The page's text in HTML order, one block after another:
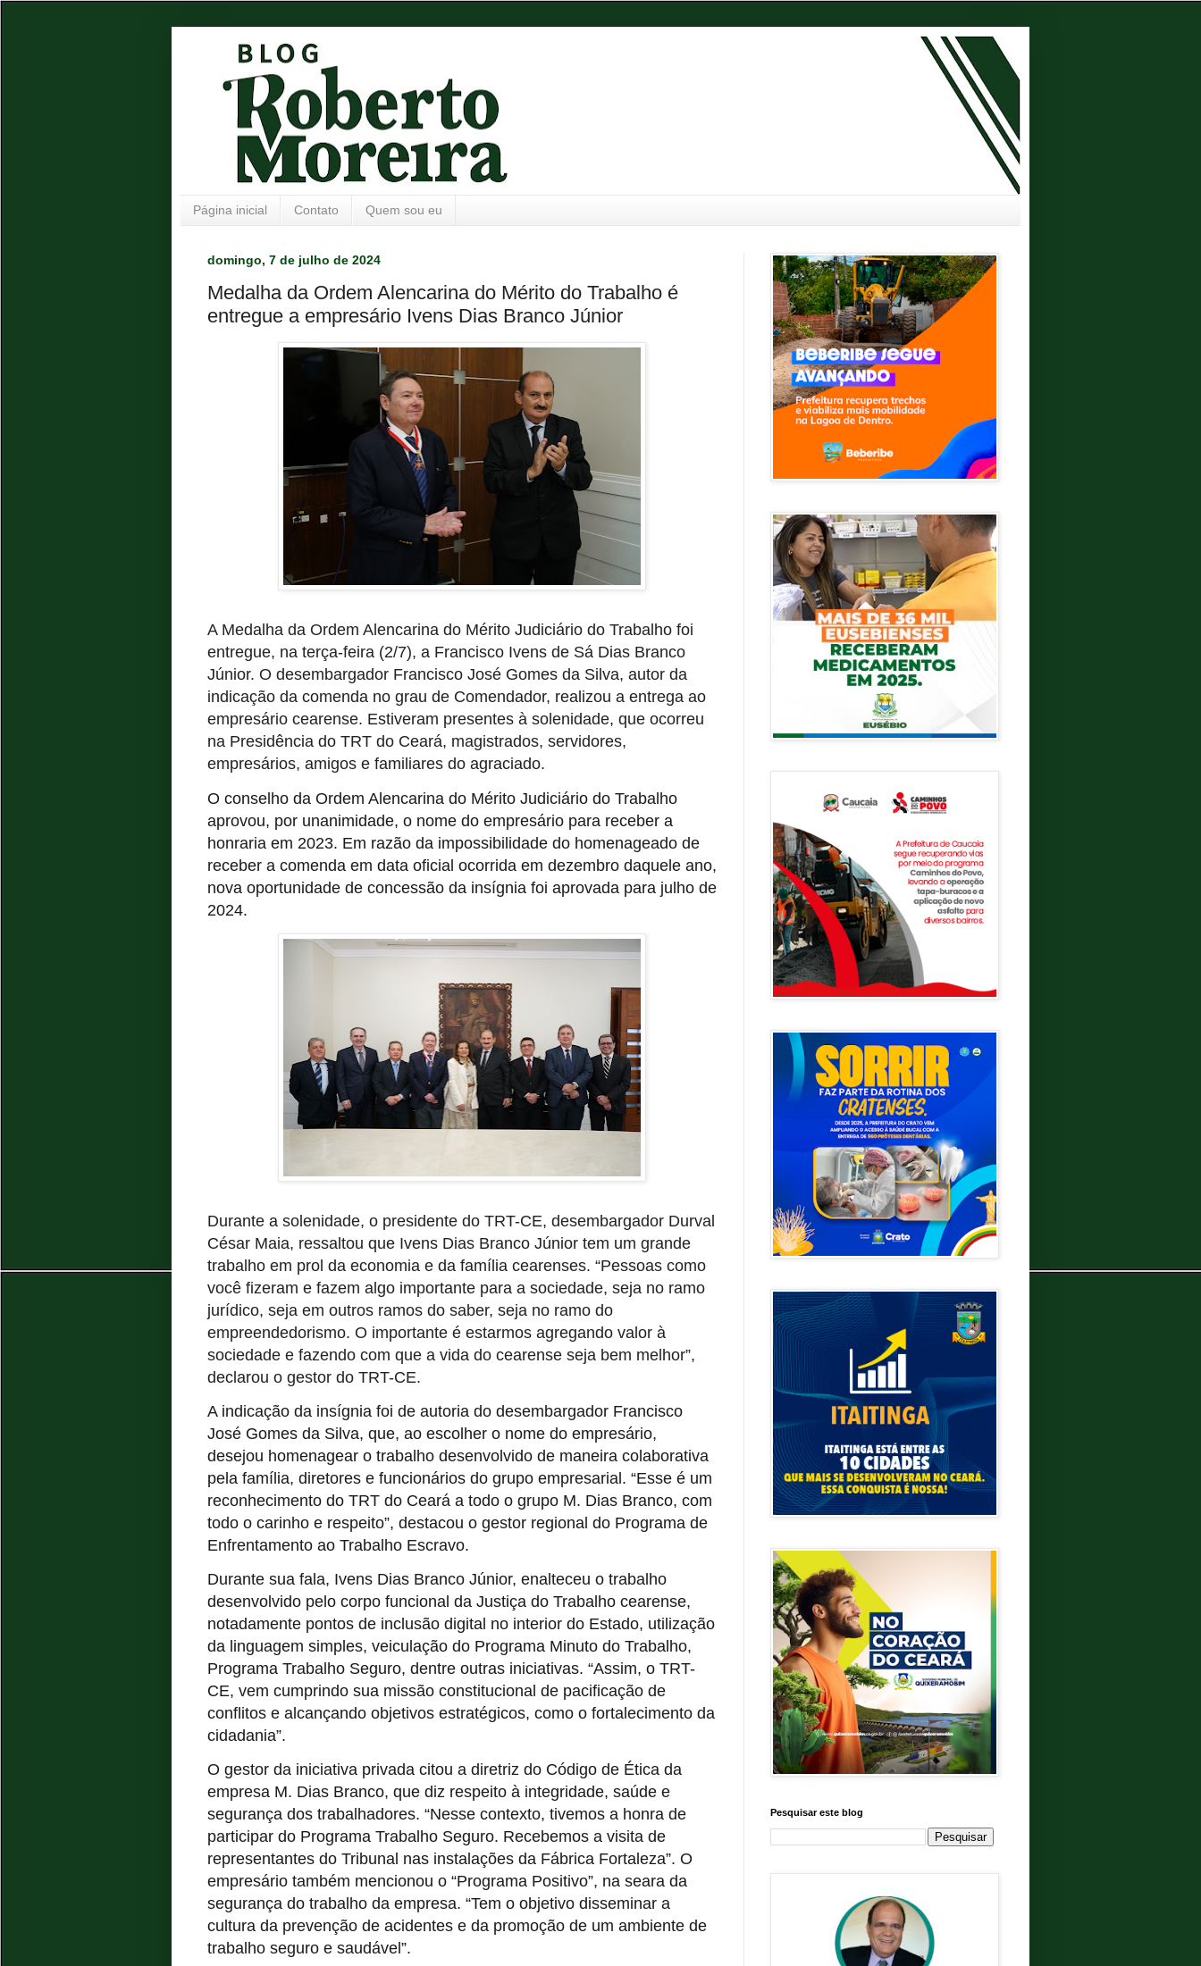
Página inicial Contato Quem sou eu
domingo, 7 de julho de 2024
Medalha da Ordem Alencarina do Mérito do Trabalho é
entregue a empresário Ivens Dias Branco Júnior
A Medalha da Ordem Alencarina do Mérito Judiciário do Trabalho foi
entregue, na terça-feira (2/7), a Francisco Ivens de Sá Dias Branco
Júnior. O desembargador Francisco José Gomes da Silva, autor da
indicação da comenda no grau de Comendador, realizou a entrega ao
empresário cearense. Estiveram presentes à solenidade, que ocorreu
na Presidência do TRT do Ceará, magistrados, servidores,
empresários, amigos e familiares do agraciado.
O conselho da Ordem Alencarina do Mérito Judiciário do Trabalho
aprovou, por unanimidade, o nome do empresário para receber a
honraria em 2023. Em razão da impossibilidade do homenageado de
receber a comenda em data oficial ocorrida em dezembro daquele ano,
nova oportunidade de concessão da insígnia foi aprovada para julho de
2024.
Durante a solenidade, o presidente do TRT-CE, desembargador Durval
César Maia, ressaltou que Ivens Dias Branco Júnior tem um grande
trabalho em prol da economia e da família cearenses. “Pessoas como
você fizeram e fazem algo importante para a sociedade, seja no ramo
jurídico, seja em outros ramos do saber, seja no ramo do
empreendedorismo. O importante é estarmos agregando valor à
sociedade e fazendo com que a vida do cearense seja bem melhor”,
declarou o gestor do TRT-CE.
A indicação da insígnia foi de autoria do desembargador Francisco
José Gomes da Silva, que, ao escolher o nome do empresário,
desejou homenagear o trabalho desenvolvido de maneira colaborativa
pela família, diretores e funcionários do grupo empresarial. “Esse é um
reconhecimento do TRT do Ceará a todo o grupo M. Dias Branco, com
todo o carinho e respeito”, destacou o gestor regional do Programa de
Enfrentamento ao Trabalho Escravo.
Durante sua fala, Ivens Dias Branco Júnior, enalteceu o trabalho
desenvolvido pelo corpo funcional da Justiça do Trabalho cearense,
notadamente pontos de inclusão digital no interior do Estado, utilização
da linguagem simples, veiculação do Programa Minuto do Trabalho,
Programa Trabalho Seguro, dentre outras iniciativas. “Assim, o TRT-
CE, vem cumprindo sua missão constitucional de pacificação de
conflitos e alcançando objetivos estratégicos, como o fortalecimento da
cidadania”.
O gestor da iniciativa privada citou a diretriz do Código de Ética da
empresa M. Dias Branco, que diz respeito à integridade, saúde e
segurança dos trabalhadores. “Nesse contexto, tivemos a honra de
participar do Programa Trabalho Seguro. Recebemos a visita de
representantes do Tribunal nas instalações da Fábrica Fortaleza”. O
empresário também mencionou o “Programa Positivo”, na seara da
segurança do trabalho da empresa. “Tem o objetivo disseminar a
cultura da prevenção de acidentes e da promoção de um ambiente de
trabalho seguro e saudável”.
Pesquisar este blog